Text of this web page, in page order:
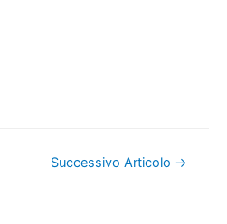
Successivo Articolo →